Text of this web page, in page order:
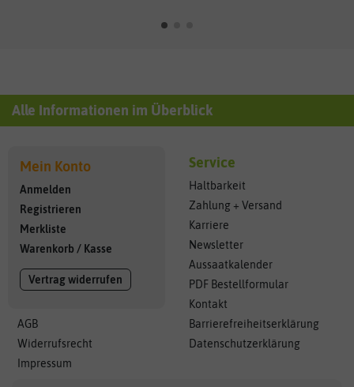
Alle Informationen im Überblick
Mein Konto
Anmelden
Registrieren
Merkliste
Warenkorb / Kasse
Vertrag widerrufen
AGB
Widerrufsrecht
Impressum
Service
Haltbarkeit
Zahlung + Versand
Karriere
Newsletter
Aussaatkalender
PDF Bestellformular
Kontakt
Barrierefreiheitserklärung
Datenschutzerklärung